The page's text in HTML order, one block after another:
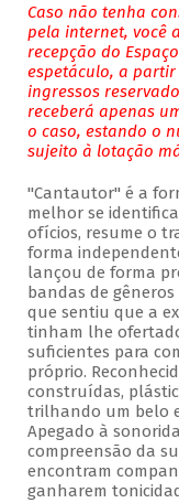
Caso não tenha
pela internet, você
recepção do
espetáculo, a partir
ingressos
receberá apenas
o caso, estando o
sujeito à lotação
"Cantautor" é a
melhor se
ofícios, resume o
forma
lançou de forma
bandas de
que sentiu que a
tinham lhe
suficientes para
próprio.
construídas,
trilhando um belo
Apegado à
compreensão da
encontram
ganharem